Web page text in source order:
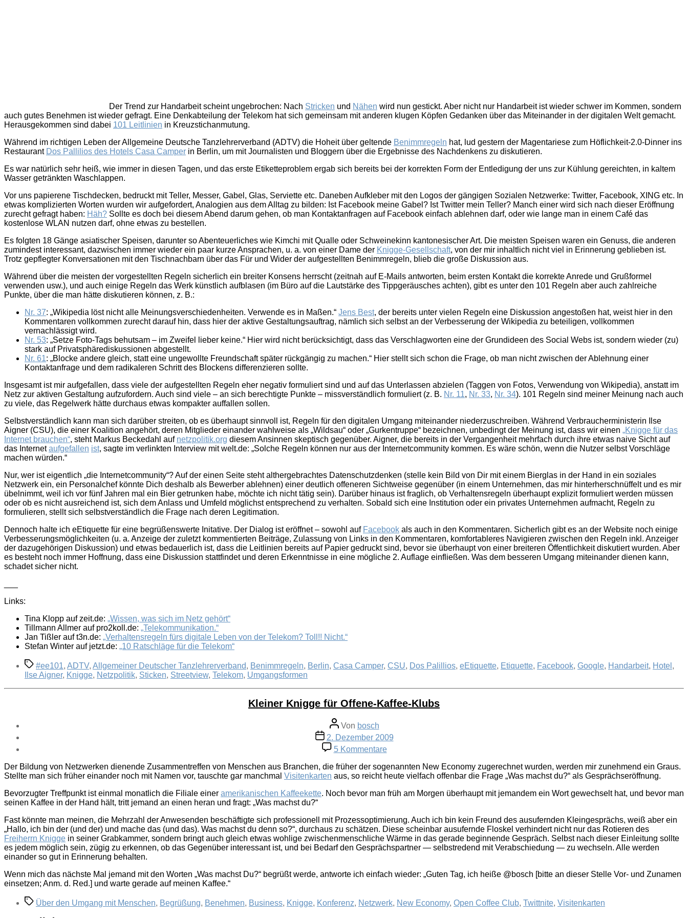
Der Trend zur Handarbeit scheint ungebrochen: Nach Stricken und Nähen wird nun gestickt. Aber nicht nur Handarbeit ist wieder schwer im Kommen, sondern
auch gutes Benehmen ist wieder gefragt. Eine Denkabteilung der Telekom hat sich gemeinsam mit anderen klugen Köpfen Gedanken über das Miteinander in der digitalen Welt gemacht.
Herausgekommen sind dabei 101 Leitlinien in Kreuzstichanmutung.
Während im richtigen Leben der Allgemeine Deutsche Tanzlehrerverband (ADTV) die Hoheit über geltende Benimmregeln hat, lud gestern der Magentariese zum Höflichkeit-2.0-Dinner ins
Restaurant Dos Pallilios des Hotels Casa Camper in Berlin, um mit Journalisten und Bloggern über die Ergebnisse des Nachdenkens zu diskutieren.
Es war natürlich sehr heiß, wie immer in diesen Tagen, und das erste Etiketteproblem ergab sich bereits bei der korrekten Form der Entledigung der uns zur Kühlung gereichten, in kaltem
Wasser getränkten Waschlappen.
Vor uns papierene Tischdecken, bedruckt mit Teller, Messer, Gabel, Glas, Serviette etc. Daneben Aufkleber mit den Logos der gängigen Sozialen Netzwerke: Twitter, Facebook, XING etc. In
etwas komplizierten Worten wurden wir aufgefordert, Analogien aus dem Alltag zu bilden: Ist Facebook meine Gabel? Ist Twitter mein Teller? Manch einer wird sich nach dieser Eröffnung
zurecht gefragt haben: Häh? Sollte es doch bei diesem Abend darum gehen, ob man Kontaktanfragen auf Facebook einfach ablehnen darf, oder wie lange man in einem Café das
kostenlose WLAN nutzen darf, ohne etwas zu bestellen.
Es folgten 18 Gänge asiatischer Speisen, darunter so Abenteuerliches wie Kimchi mit Qualle oder Schweinekinn kantonesischer Art. Die meisten Speisen waren ein Genuss, die anderen
zumindest interessant, dazwischen immer wieder ein paar kurze Ansprachen, u. a. von einer Dame der Knigge-Gesellschaft, von der mir inhaltlich nicht viel in Erinnerung geblieben ist.
Trotz gepflegter Konversationen mit den Tischnachbarn über das Für und Wider der aufgestellten Benimmregeln, blieb die große Diskussion aus.
Während über die meisten der vorgestellten Regeln sicherlich ein breiter Konsens herrscht (zeitnah auf E-Mails antworten, beim ersten Kontakt die korrekte Anrede und Grußformel
verwenden usw.), und auch einige Regeln das Werk künstlich aufblasen (im Büro auf die Lautstärke des Tippgeräusches achten), gibt es unter den 101 Regeln aber auch zahlreiche
Punkte, über die man hätte diskutieren können, z. B.:
Nr. 37: „Wikipedia löst nicht alle Meinungsverschiedenheiten. Verwende es in Maßen.“ Jens Best, der bereits unter vielen Regeln eine Diskussion angestoßen hat, weist hier in den
Kommentaren vollkommen zurecht darauf hin, dass hier der aktive Gestaltungsauftrag, nämlich sich selbst an der Verbesserung der Wikipedia zu beteiligen, vollkommen
vernachlässigt wird.
Nr. 53: „Setze Foto-Tags behutsam – im Zweifel lieber keine.“ Hier wird nicht berücksichtigt, dass das Verschlagworten eine der Grundideen des Social Webs ist, sondern wieder (zu)
stark auf Privatsphärediskussionen abgestellt.
Nr. 61: „Blocke andere gleich, statt eine ungewollte Freundschaft später rückgängig zu machen.“ Hier stellt sich schon die Frage, ob man nicht zwischen der Ablehnung einer
Kontaktanfrage und dem radikaleren Schritt des Blockens differenzieren sollte.
Insgesamt ist mir aufgefallen, dass viele der aufgestellten Regeln eher negativ formuliert sind und auf das Unterlassen abzielen (Taggen von Fotos, Verwendung von Wikipedia), anstatt im
Netz zur aktiven Gestaltung aufzufordern. Auch sind viele – an sich berechtigte Punkte – missverständlich formuliert (z. B. Nr. 11, Nr. 33, Nr. 34). 101 Regeln sind meiner Meinung nach auch
zu viele, das Regelwerk hätte durchaus etwas kompakter auffallen sollen.
Selbstverständlich kann man sich darüber streiten, ob es überhaupt sinnvoll ist, Regeln für den digitalen Umgang miteinander niederzuschreiben. Während Verbraucherministerin Ilse
Aigner (CSU), die einer Koalition angehört, deren Mitglieder einander wahlweise als „Wildsau“ oder „Gurkentruppe“ bezeichnen, unbedingt der Meinung ist, dass wir einen „Knigge für das
Internet brauchen“, steht Markus Beckedahl auf netzpolitik.org diesem Ansinnen skeptisch gegenüber. Aigner, die bereits in der Vergangenheit mehrfach durch ihre etwas naive Sicht auf
das Internetaufgefallen ist, sagte im verlinkten Interview mit welt.de: „Solche Regeln können nur aus der Internetcommunity kommen. Es wäre schön, wenn die Nutzer selbst Vorschläge
machen würden.“
Nur, wer ist eigentlich „die Internetcommunity“? Auf der einen Seite steht althergebrachtes Datenschutzdenken (stelle kein Bild von Dir mit einem Bierglas in der Hand in ein soziales
Netzwerk ein, ein Personalchef könnte Dich deshalb als Bewerber ablehnen) einer deutlich offeneren Sichtweise gegenüber (in einem Unternehmen, das mir hinterherschnüffelt und es mir
übelnimmt, weil ich vor fünf Jahren mal ein Bier getrunken habe, möchte ich nicht tätig sein). Darüber hinaus ist fraglich, ob Verhaltensregeln überhaupt explizit formuliert werden müssen
oder ob es nicht ausreichend ist, sich dem Anlass und Umfeld möglichst entsprechend zu verhalten. Sobald sich eine Institution oder ein privates Unternehmen aufmacht, Regeln zu
formulieren, stellt sich selbstverständlich die Frage nach deren Legitimation.
Dennoch halte ich eEtiquette für eine begrüßenswerte Initative. Der Dialog ist eröffnet – sowohl auf Facebook als auch in den Kommentaren. Sicherlich gibt es an der Website noch einige
Verbesserungsmöglichkeiten (u. a. Anzeige der zuletzt kommentierten Beiträge, Zulassung von Links in den Kommentaren, komfortableres Navigieren zwischen den Regeln inkl. Anzeiger
der dazugehörigen Diskussion) und etwas bedauerlich ist, dass die Leitlinien bereits auf Papier gedruckt sind, bevor sie überhaupt von einer breiteren Öffentlichkeit diskutiert wurden. Aber
es besteht noch immer Hoffnung, dass eine Diskussion stattfindet und deren Erkenntnisse in eine mögliche 2. Auflage einfließen. Was dem besseren Umgang miteinander dienen kann,
schadet sicher nicht.
Links:
Tina Klopp auf zeit.de: „Wissen, was sich im Netz gehört“
Tillmann Allmer auf pro2koll.de: „Telekommunikation.“
Jan Tißler auf t3n.de: „Verhaltensregeln fürs digitale Leben von der Telekom? Toll!! Nicht.“
Stefan Winter auf jetzt.de: „10 Ratschläge für die Telekom“
Schlagwörter
#ee101, ADTV, Allgemeiner Deutscher Tanzlehrerverband, Benimmregeln, Berlin, Casa Camper, CSU, Dos Palillios, eEtiquette, Etiquette, Facebook, Google, Handarbeit, Hotel ,
Ilse Aigner, Knigge, Netzpolitik, Sticken, Streetview, Telekom, Umgangsformen
Kleiner Knigge für Offene-Kaffee-Klubs
Beitragsautor
Von bosch
Veröffentlichungsdatum
2. Dezember 2009
5 Kommentarezu
Kleiner
Knigge
für
Kaffee-
Der Bildung von Netzwerken dienende Zusammentreffen von Menschen aus Branchen, die früher der sogenannten New Economy zugerechnet wurden, werden mir zunehmend ein Graus.
Stellte man sich früher einander noch mit Namen vor, tauschte gar manchmal Visitenkarten aus, so reicht heute vielfach offenbar die Frage „Was machst du?“ als Gesprächseröffnung.
Bevorzugter Treffpunkt ist einmal monatlich die Filiale einer amerikanischen Kaffeekette. Noch bevor man früh am Morgen überhaupt mit jemandem ein Wort gewechselt hat, und bevor man
seinen Kaffee in der Hand hält, tritt jemand an einen heran und fragt: „Was machst du?“
Fast könnte man meinen, die Mehrzahl der Anwesenden beschäftigte sich professionell mit Prozessoptimierung. Auch ich bin kein Freund des ausufernden Kleingesprächs, weiß aber ein
„Hallo, ich bin der (und der) und mache das (und das). Was machst du denn so?“, durchaus zu schätzen. Diese scheinbar ausufernde Floskel verhindert nicht nur das Rotieren des
Freiherrn Knigge in seiner Grabkammer, sondern bringt auch gleich etwas wohlige zwischenmenschliche Wärme in das gerade beginnende Gespräch. Selbst nach dieser Einleitung sollte
es jedem möglich sein, zügig zu erkennen, ob das Gegenüber interessant ist, und bei Bedarf den Gesprächspartner — selbstredend mit Verabschiedung — zu wechseln. Alle werden
einander so gut in Erinnerung behalten.
Wenn mich das nächste Mal jemand mit den Worten „Was machst Du?“ begrüßt werde, antworte ich einfach wieder: „Guten Tag, ich heiße @bosch [bitte an dieser Stelle Vor- und Zunamen
einsetzen; Anm. d. Red.] und warte gerade auf meinen Kaffee.“
Schlagwörter
Über den Umgang mit Menschen, Begrüßung, Benehmen, Business, Knigge, Konferenz, Netzwerk, New Economy, Open Coffee Club, Twittnite, Visitenkarten